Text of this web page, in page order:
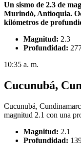
Un sismo de 2.3 de
Murindó, Antioquia.
kilómetros de
Magnitud: 2.3
Profundidad:
10:35 a. m.
Cucunubá,
Cucunubá,
magnitud 2.1 con una
Magnitud: 2.1
Profundidad: